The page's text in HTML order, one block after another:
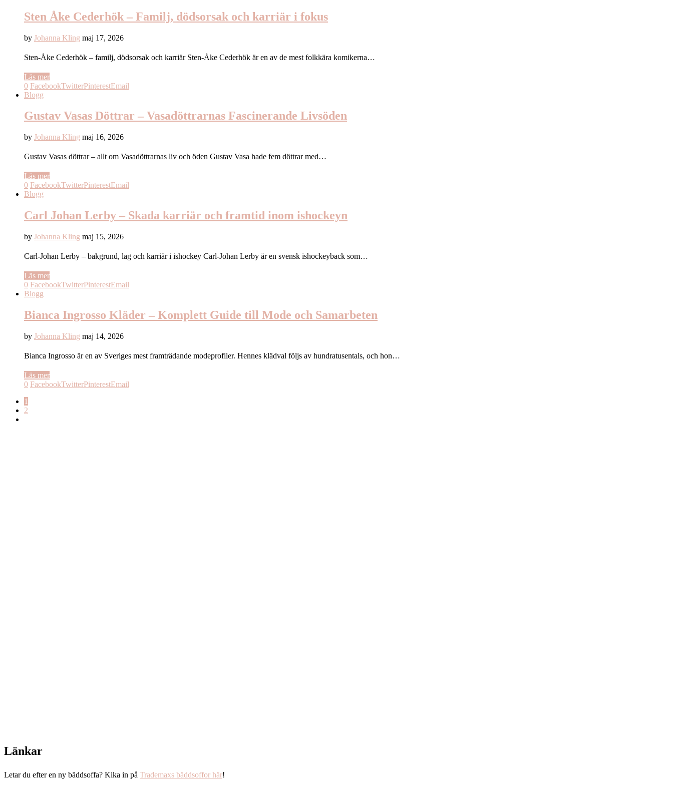
Sten Åke Cederhök – Familj, dödsorsak och karriär i fokus
by Johanna Kling maj 17, 2026
Sten-Åke Cederhök – familj, dödsorsak och karriär Sten-Åke Cederhök är en av de mest folkkära komikerna…
Läs mer
0 FacebookTwitterPinterestEmail
Blogg
Gustav Vasas Döttrar – Vasadöttrarnas Fascinerande Livsöden
by Johanna Kling maj 16, 2026
Gustav Vasas döttrar – allt om Vasadöttrarnas liv och öden Gustav Vasa hade fem döttrar med…
Läs mer
0 FacebookTwitterPinterestEmail
Blogg
Carl Johan Lerby – Skada karriär och framtid inom ishockeyn
by Johanna Kling maj 15, 2026
Carl-Johan Lerby – bakgrund, lag och karriär i ishockey Carl-Johan Lerby är en svensk ishockeyback som…
Läs mer
0 FacebookTwitterPinterestEmail
Blogg
Bianca Ingrosso Kläder – Komplett Guide till Mode och Samarbeten
by Johanna Kling maj 14, 2026
Bianca Ingrosso är en av Sveriges mest framträdande modeprofiler. Hennes klädval följs av hundratusentals, och hon…
Läs mer
0 FacebookTwitterPinterestEmail
1
2
Länkar
Letar du efter en ny bäddsoffa? Kika in på Trademaxs bäddsoffor här!